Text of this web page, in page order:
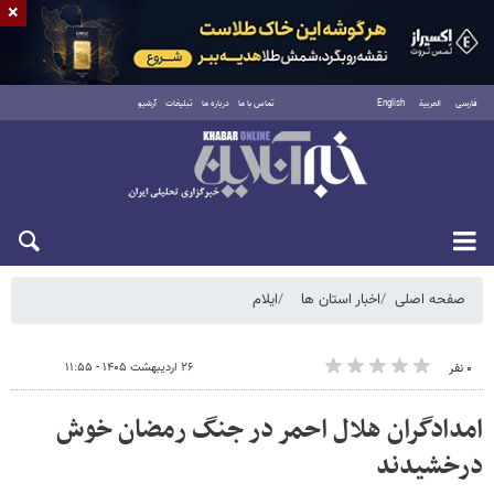
فارسی العربية English تماس با ما درباره ما تبلیغات آرشیو
پنجشنبه ۱۵ مرداد ۱۴۰۵
صفحه اصلی اخبار استان ها ایلام
۰ نفر ۲۶ اردیبهشت ۱۴۰۵ - ۱۱:۵۵
امدادگران هلال احمر در جنگ رمضان خوش
درخشیدند
×